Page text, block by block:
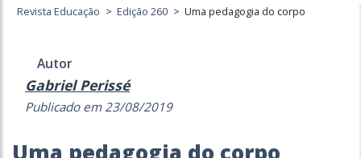
Revista Educação > Edição 260 > Uma pedagogia do corpo
Autor
Gabriel Perissé
Publicado em 23/08/2019